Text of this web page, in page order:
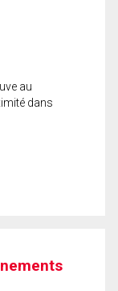
au
dans